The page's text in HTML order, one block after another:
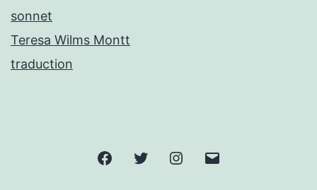
sonnet
Teresa Wilms Montt
traduction
FacebookTwitter Instagram